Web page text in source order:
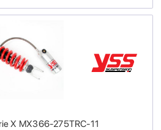
X MX366-275TRC-11